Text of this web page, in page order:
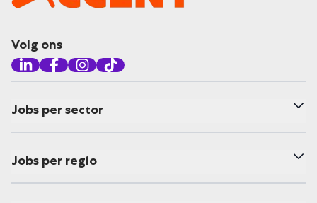
Volg ons
Jobs per sector
Jobs per regio